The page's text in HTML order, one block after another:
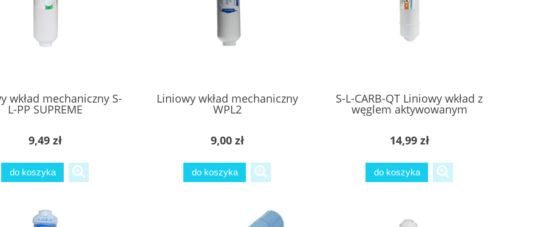
wkład mechaniczny S-
L-PP SUPREME
9,49 zł
do koszyka
Liniowy wkład mechaniczny
WPL2
9,00 zł
do koszyka
S-L-CARB-QT Liniowy wkład z
węglem aktywowanym
SUPREME
14,99 zł
do koszyka